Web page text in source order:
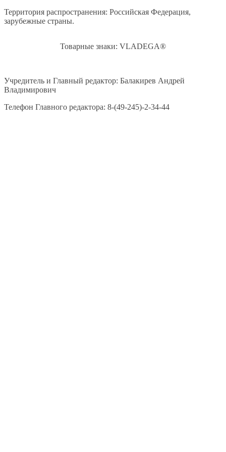
Территория распространения: Российская Федерация,
зарубежные страны.
Товарные знаки: VLADEGA®
Учредитель и Главный редактор: Балакирев Андрей
Владимирович
Телефон Главного редактора: 8-(49-245)-2-34-44